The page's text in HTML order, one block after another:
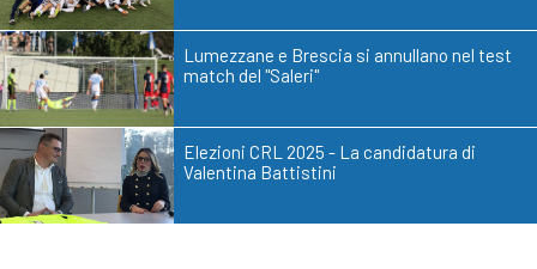
Lumezzane e Brescia si annullano nel test
match del "Saleri"
Elezioni CRL 2025 - La candidatura di
Valentina Battistini